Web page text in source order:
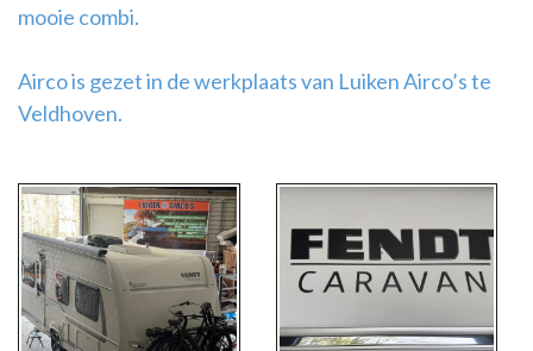
mooie combi.
Airco is gezet in de werkplaats van Luiken Airco’s te
Veldhoven.